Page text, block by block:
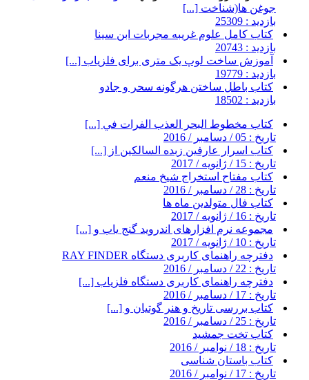
جوغن ها(شناخت [...]
بازدید : 25309
کتاب کامل علوم غریبه مجربات ابن سینا
بازدید : 20743
آموزش ساخت لوپ یک متری برای فلزیاب [...]
بازدید : 19779
کتاب باطل ساختن هرگونه سحر و جادو
بازدید : 18502
کتاب مخطوط البحر العذب الفرات في [...]
تاریخ : 05 / دسامبر / 2016
کتاب اسرار عارفین زبده السالکین از [...]
تاریخ : 15 / ژانویه / 2017
کتاب مفتاح استخراج شیخ منعم
تاریخ : 28 / دسامبر / 2016
کتاب فال متولدین ماه ها
تاریخ : 16 / ژانویه / 2017
مجموعه نرم افزارهای اندروید گنج یاب و [...]
تاریخ : 10 / ژانویه / 2017
دفترچه راهنمای کاربری دستگاه RAY FINDER
تاریخ : 22 / دسامبر / 2016
دفترچه راهنمای کاربری دستگاه فلزیاب [...]
تاریخ : 17 / دسامبر / 2016
کتاب بررسی تاریخ و هنر گوتیان و [...]
تاریخ : 25 / دسامبر / 2016
کتاب تخت جمشید
تاریخ : 18 / نوامبر / 2016
کتاب باستان شناسی
تاریخ : 17 / نوامبر / 2016